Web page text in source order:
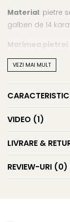
Material: pietre
galben de 14
Marimea
Forma pietrei
Lustrul pietrei
Greutate:
VEZI MAI MULT
VIDEO (1)
LIVRARE &
REVIEW-URI (0)